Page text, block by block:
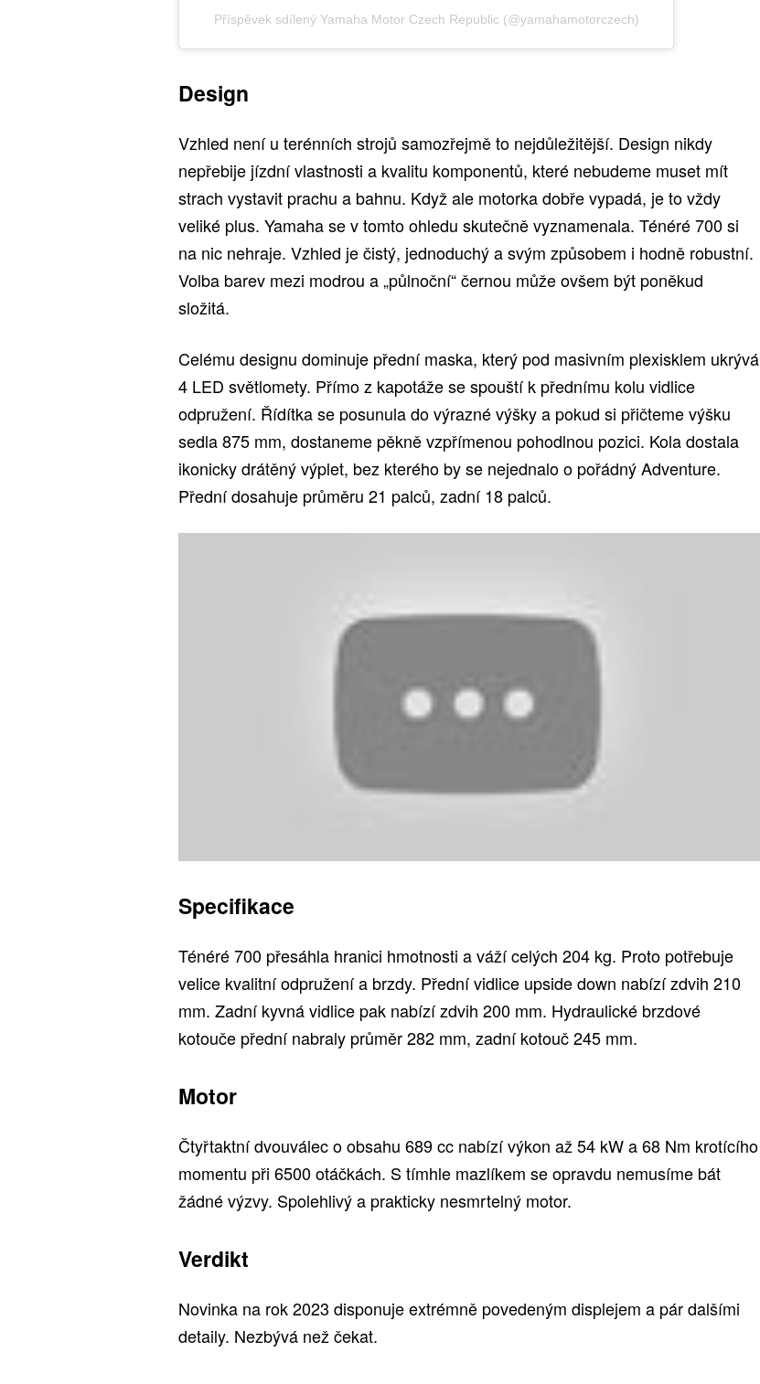
Příspěvek sdílený Yamaha Motor Czech Republic (@yamahamotorczech)
Design
Vzhled není u terénních strojů samozřejmě to nejdůležitější. Design nikdy
nepřebije jízdní vlastnosti a kvalitu komponentů, které nebudeme muset mít
strach vystavit prachu a bahnu. Když ale motorka dobře vypadá, je to vždy
veliké plus. Yamaha se v tomto ohledu skutečně vyznamenala. Ténéré 700 si
na nic nehraje. Vzhled je čistý, jednoduchý a svým způsobem i hodně robustní.
Volba barev mezi modrou a „půlnoční“ černou může ovšem být poněkud
složitá.
Celému designu dominuje přední maska, který pod masivním plexisklem ukrývá
4 LED světlomety. Přímo z kapotáže se spouští k přednímu kolu vidlice
odpružení. Řídítka se posunula do výrazné výšky a pokud si přičteme výšku
sedla 875 mm, dostaneme pěkně vzpřímenou pohodlnou pozici. Kola dostala
ikonicky drátěný výplet, bez kterého by se nejednalo o pořádný Adventure.
Přední dosahuje průměru 21 palců, zadní 18 palců.
Specifikace
Ténéré 700 přesáhla hranici hmotnosti a váží celých 204 kg. Proto potřebuje
velice kvalitní odpružení a brzdy. Přední vidlice upside down nabízí zdvih 210
mm. Zadní kyvná vidlice pak nabízí zdvih 200 mm. Hydraulické brzdové
kotouče přední nabraly průměr 282 mm, zadní kotouč 245 mm.
Motor
Čtyřtaktní dvouválec o obsahu 689 cc nabízí výkon až 54 kW a 68 Nm krotícího
momentu při 6500 otáčkách. S tímhle mazlíkem se opravdu nemusíme bát
žádné výzvy. Spolehlivý a prakticky nesmrtelný motor.
Verdikt
Novinka na rok 2023 disponuje extrémně povedeným displejem a pár dalšími
detaily. Nezbývá než čekat.